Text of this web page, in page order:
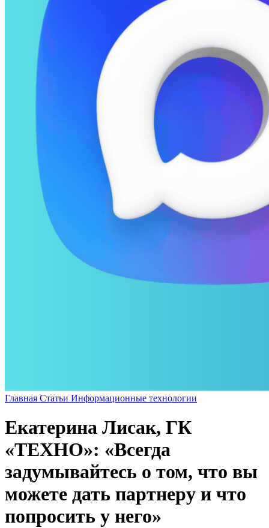
Главная Статьи Информационные технологии
Екатерина Лисак, ГК
«ТЕХНО»: «Всегда
задумывайтесь о том, что вы
можете дать партнеру и что
попросить у него»